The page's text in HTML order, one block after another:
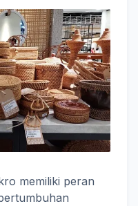
memiliki peran